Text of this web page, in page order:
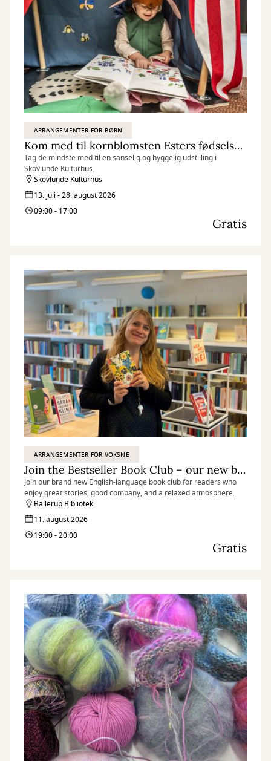
ARRANGEMENTER FOR BØRN
Kom med til kornblomsten Esters fødselsdag
Tag de mindste med til en sanselig og hyggelig udstilling i
Skovlunde Kulturhus.
Skovlunde Kulturhus
13. juli - 28. august 2026
09:00 - 17:00
Gratis
ARRANGEMENTER FOR VOKSNE
Join the Bestseller Book Club – our new book club in English
Join our brand new English-language book club for readers who
enjoy great stories, good company, and a relaxed atmosphere.
Ballerup Bibliotek
11. august 2026
19:00 - 20:00
Gratis